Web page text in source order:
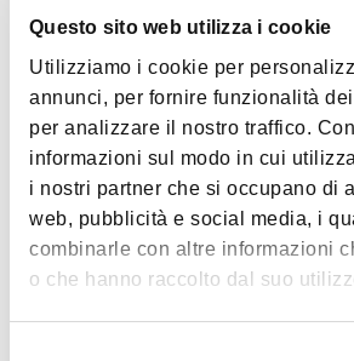
Questo sito web utilizza i cookie
Utilizziamo i cookie per
annunci, per fornire funzionalità
per analizzare il nostro traffico.
informazioni sul modo in cui
i nostri partner che si occupano di
web, pubblicità e social media, i
combinarle con altre informazioni
o che hanno raccolto dal suo
Sabato 7 febbraio
1° semifinale – ore 15:30Itas Trentino -
Piacenza
2° semifinale – ore 18:00Rana Verona
Perugia
Domenica 8 febbraio